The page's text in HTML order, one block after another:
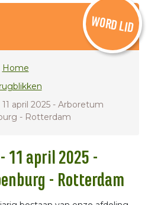
WORD LID
Home
april 2025 - Arboretum
- Rotterdam
11 april 2025 -
- Rotterdam